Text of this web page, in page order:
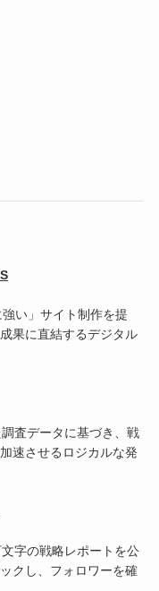
い」サイト制作を提
果に直結するデジタル
査データに基づき、戦
速させるロジカルな発
字の戦略レポートを公
クし、フォロワーを確